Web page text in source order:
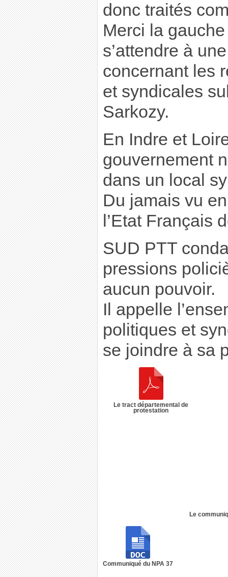
donc traités
Merci la
s’attendre à
concernant les
et syndicales
Sarkozy.
En Indre et
gouvernement
dans un local
Du jamais vu
l’Etat Français
SUD PTT
pressions
aucun pouvoir.
Il appelle
politiques et
se joindre à sa
Le tract départemental de
protestation
Le
Communiqué du NPA 37